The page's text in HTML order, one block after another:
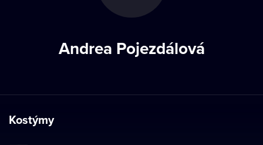
Andrea Pojezdálová
Kostýmy